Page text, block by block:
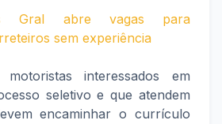
Gral abre vagas para
sem experiência
interessados em
seletivo e que atendem
encaminhar o currículo